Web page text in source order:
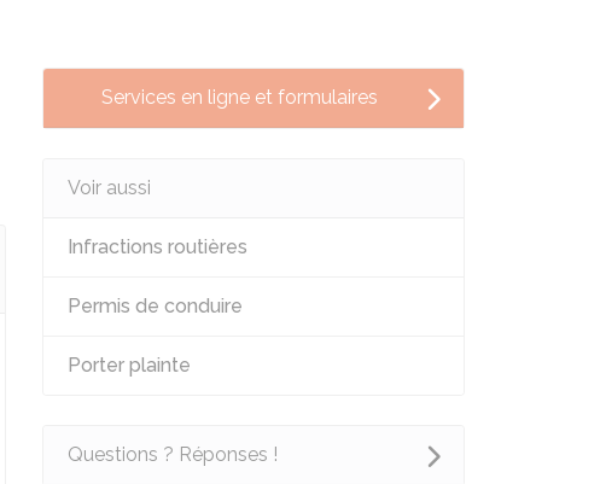
Services en ligne et formulaires
Voir aussi
Infractions routières
Permis de conduire
Porter plainte
Questions ? Réponses !